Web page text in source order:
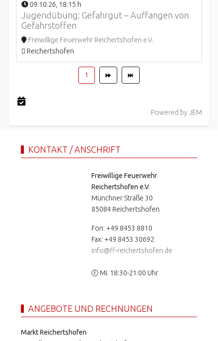
09.10.26, 18:15 h
Jugendübung: Gefahrgut – Auffangen von
Gefahrstoffen
Freiwillige Feuerwehr Reichertshofen e.V.
Reichertshofen
1
Powered by JEM
KONTAKT / ANSCHRIFT
Freiwillige Feuerwehr
Reichertshofen e.V.
Münchner Straße 30
85084 Reichertshofen
Fon: +49 8453 8810
Fax: +49 8453 30692
info@ff-reichertshofen.de
🕖 Mi. 18:30-21:00 Uhr
ANGEBOTE UND RECHNUNGEN
Markt Reichertshofen